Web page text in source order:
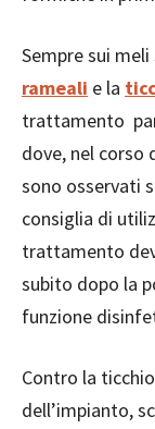
Sempre sui
rameali e la
trattamento
dove, nel corso
sono osservati
consiglia di
trattamento
subito dopo la
funzione
Contro la
dell’impianto,